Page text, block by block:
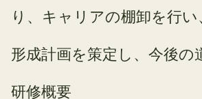
り、キャリアの棚卸を行
形成計画を策定し、今後の
研修概要